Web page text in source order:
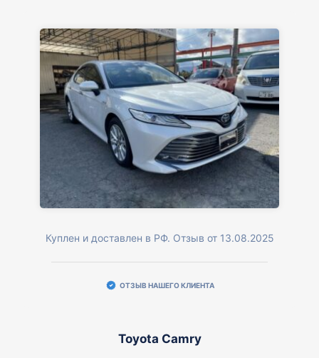
Куплен и доставлен в РФ. Отзыв от 13.08.2025
ОТЗЫВ НАШЕГО КЛИЕНТА
Toyota Camry